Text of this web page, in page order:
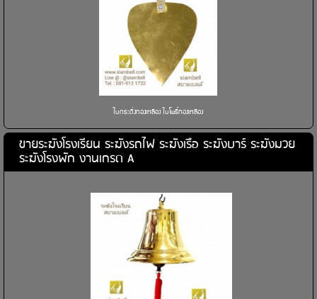
ใบกระดิ่งทองเหลือง ใบโพธิ์ทองเหลือง
ขายระฆังโรงเรียน ระฆังรถไฟ ระฆังเรือ ระฆังบาร์ ระฆังมวย
ระฆังโรงพัก งานเกรด A